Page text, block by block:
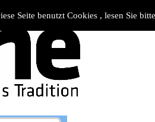
Seite benutzt Cookies , lesen Sie